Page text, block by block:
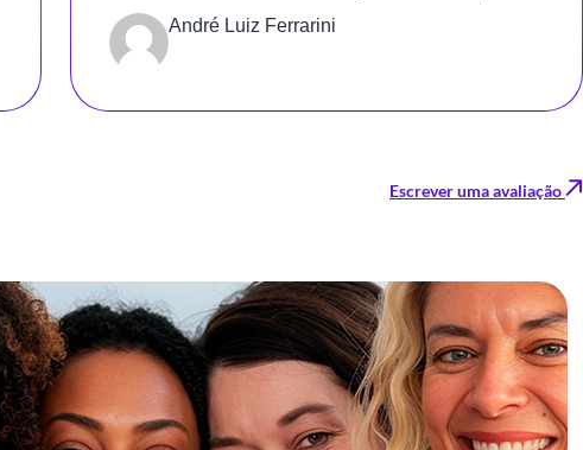
Gratidão
André Luiz Ferrarini
Escrever uma avaliação